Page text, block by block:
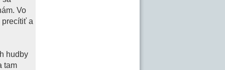
Vo
precítiť a
hudby
tam